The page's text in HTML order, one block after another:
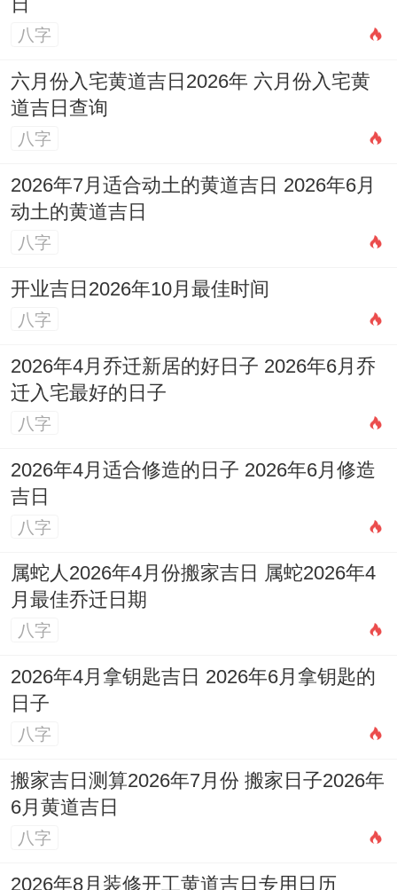
日
八字
六月份入宅黄道吉日2026年 六月份入宅黄
道吉日查询
八字
2026年7月适合动土的黄道吉日 2026年6月
动土的黄道吉日
八字
开业吉日2026年10月最佳时间
八字
2026年4月乔迁新居的好日子 2026年6月乔
迁入宅最好的日子
八字
2026年4月适合修造的日子 2026年6月修造
吉日
八字
属蛇人2026年4月份搬家吉日 属蛇2026年4
月最佳乔迁日期
八字
2026年4月拿钥匙吉日 2026年6月拿钥匙的
日子
八字
搬家吉日测算2026年7月份 搬家日子2026年
6月黄道吉日
八字
2026年8月装修开工黄道吉日专用日历